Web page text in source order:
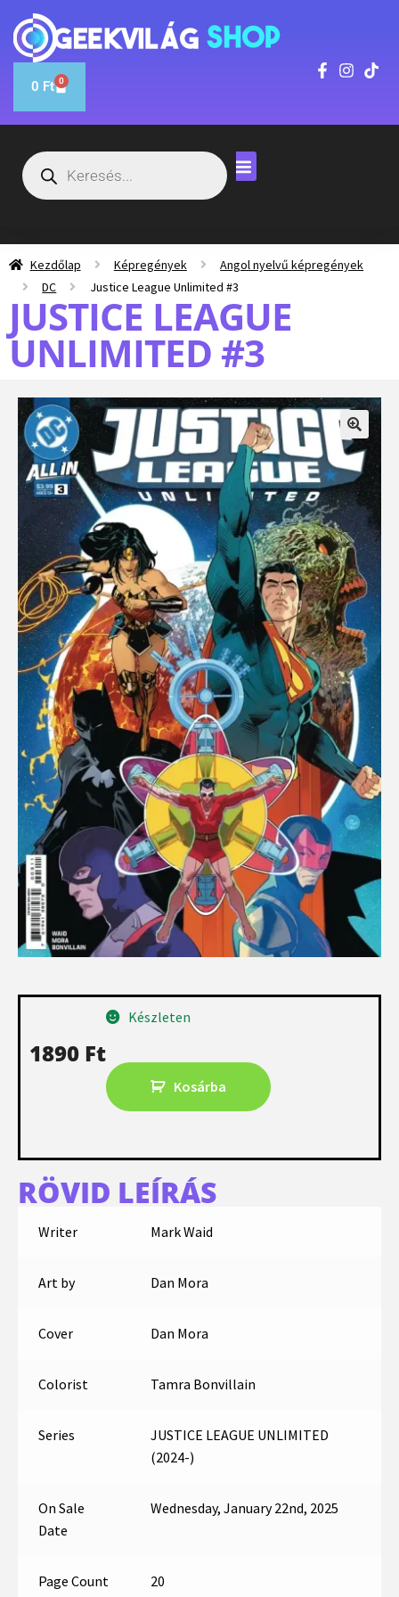
0 Ft 0
Kezdőlap Képregények
Angol nyelvű képregények
DC
Justice League Unlimited #3
JUSTICE LEAGUE
UNLIMITED #3
1890 Ft
Készleten
Kosárba
RÖVID LEÍRÁS
Writer Mark Waid
Art by Dan Mora
Cover Dan Mora
Colorist Tamra Bonvillain
Series
JUSTICE LEAGUE UNLIMITED
(2024-)
On Sale
Date
Wednesday, January 22nd, 2025
Page Count 20